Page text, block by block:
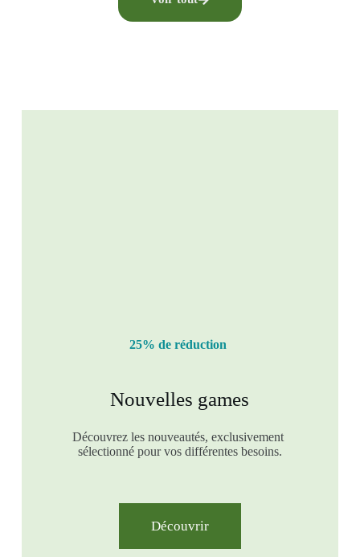
25% de réduction
Nouvelles games
Découvrez les nouveautés, exclusivement
sélectionné pour vos différentes besoins.
Découvrir